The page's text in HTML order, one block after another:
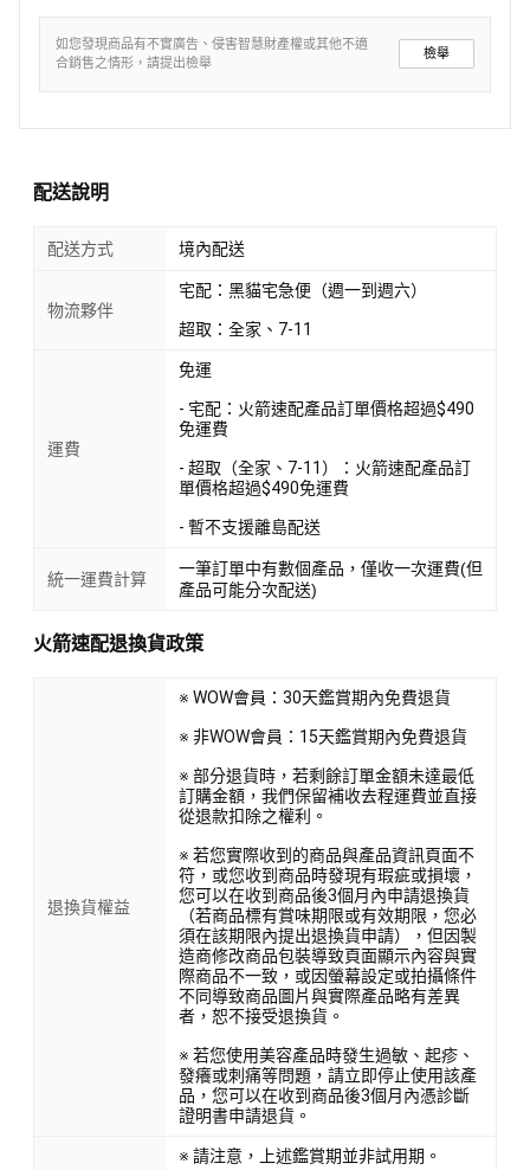
如您發現商品有不實廣告、侵害智慧財產權或其他不適
合銷售之情形，請提出檢舉
檢舉
配送說明
配送方式 境內配送
物流夥伴
宅配：黑貓宅急便（週一到週六）
超取：全家、7-11
運費
免運
- 宅配：火箭速配產品訂單價格超過$490
免運費
- 超取（全家、7-11）：火箭速配產品訂
單價格超過$490免運費
- 暫不支援離島配送
統一運費計算
一筆訂單中有數個產品，僅收一次運費(但
產品可能分次配送)
火箭速配退換貨政策
退換貨權益
※ WOW會員：30天鑑賞期內免費退貨
※ 非WOW會員：15天鑑賞期內免費退貨
※ 部分退貨時，若剩餘訂單金額未達最低
訂購金額，我們保留補收去程運費並直接
從退款扣除之權利。
※ 若您實際收到的商品與產品資訊頁面不
符，或您收到商品時發現有瑕疵或損壞，
您可以在收到商品後3個月內申請退換貨
（若商品標有賞味期限或有效期限，您必
須在該期限內提出退換貨申請），但因製
造商修改商品包裝導致頁面顯示內容與實
際商品不一致，或因螢幕設定或拍攝條件
不同導致商品圖片與實際產品略有差異
者，恕不接受退換貨。
※ 若您使用美容產品時發生過敏、起疹、
發癢或刺痛等問題，請立即停止使用該產
品，您可以在收到商品後3個月內憑診斷
證明書申請退貨。
※ 請注意，上述鑑賞期並非試用期。